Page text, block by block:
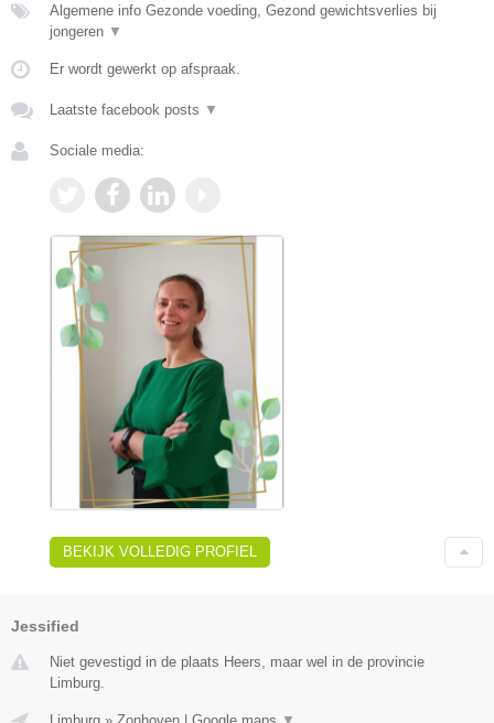
Algemene info Gezonde voeding, Gezond gewichtsverlies bij
jongeren ▼
Er wordt gewerkt op afspraak.
Laatste facebook posts ▼
Sociale media:
BEKIJK VOLLEDIG PROFIEL
Jessified
Niet gevestigd in de plaats Heers, maar wel in de provincie
Limburg.